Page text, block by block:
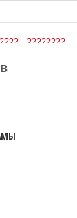
????????